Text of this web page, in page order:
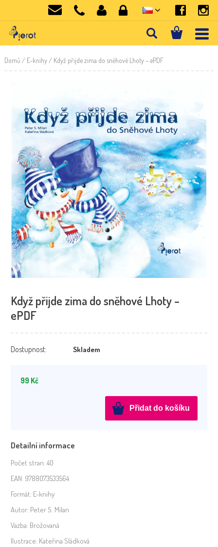
Domů / E-knihy/ Když přijde zima do sněhové Lhoty – ePDF
Když přijde zima do sněhové Lhoty –
ePDF
Dostupnost: Skladem
99 Kč
Přidat do košíku
Detailní informace
Počet stran: 40
EAN: 9788073533564
Formát: E-knihy
Autor: Peter S. Milan
Vazba: Brožovaná
Ilustrace: Kateřina Sládková